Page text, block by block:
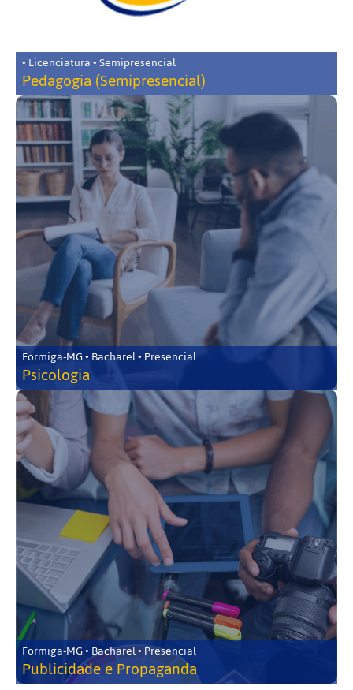
• Licenciatura • Semipresencial
Pedagogia (Semipresencial)
Formiga-MG • Bacharel • Presencial
Psicologia
Formiga-MG • Bacharel • Presencial
Publicidade e Propaganda